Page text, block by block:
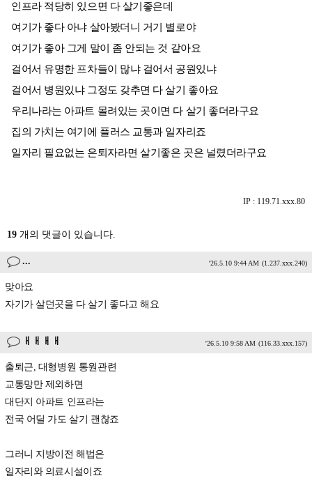
인프라 적당히 있으면 다 살기좋은데
여기가 좋다 아냐 살아봤더니 거기 별로야
여기가 좋아 그게 말이 좀 안되는 것 같아요
걸어서 유명한 프차들이 많냐 걸어서 공원있냐
걸어서 병원있냐 그정도 갖추면 다 살기 좋아요
우리나라는 아파트 몰려있는 곳이면 다 살기 좋더라구요
집의 가치는 여기에 플러스 교통과 일자리죠
일자리 필요없는 은퇴자라면 살기좋은 곳은 널렸더라구요
IP : 119.71.xxx.80
19 개의 댓글이 있습니다.
... '26.5.10 9:44 AM (1.237.xxx.240)
맞아요
자기가 살던곳을 다 살기 좋다고 해요
ㅐㅐㅐㅐ '26.5.10 9:58 AM (116.33.xxx.157)
출퇴근, 대형병원 통원관련
교통망만 제외하면
대단지 아파트 인프라는
전국 어딜 가도 살기 괜찮죠
그러니 지방이전 해법은
일자리와 의료시설이죠